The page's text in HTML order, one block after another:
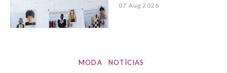
07 Aug 2026
MODA NOTÍCIAS